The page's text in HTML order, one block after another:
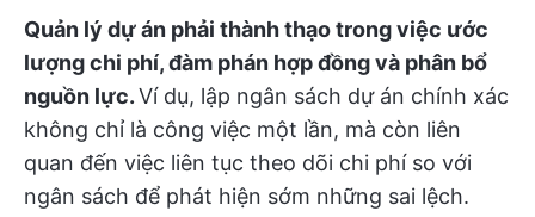
Quản lý dự án phải thành thạo trong việc ước
lượng chi phí, đàm phán hợp đồng và phân bổ
nguồn lực.Ví dụ, lập ngân sách dự án chính xác
không chỉ là công việc một lần, mà còn liên
quan đến việc liên tục theo dõi chi phí so với
ngân sách để phát hiện sớm những sai lệch.